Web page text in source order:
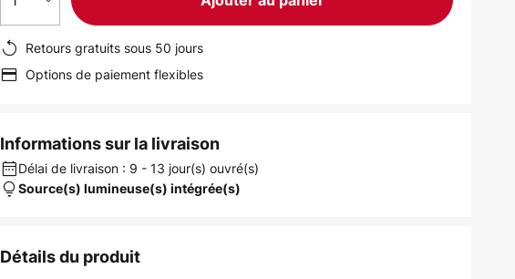
Retours gratuits sous 50 jours
Options de paiement flexibles
Informations sur la livraison
Délai de livraison : 9 - 13 jour(s) ouvré(s)
Source(s) lumineuse(s) intégrée(s)
Détails du produit